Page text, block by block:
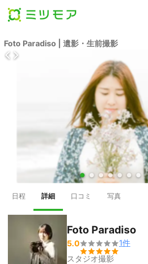
Foto Paradiso | 遺影・生前撮影
● ● ● ● ● ● ●
日程 詳細 口コミ 写真
Foto Paradiso
5.0

1件
スタジオ撮影